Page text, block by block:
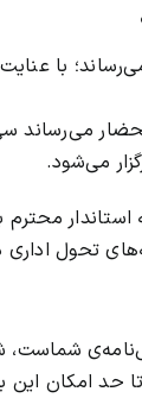
با
استاندار
تحول
شماست،
حد امکان این